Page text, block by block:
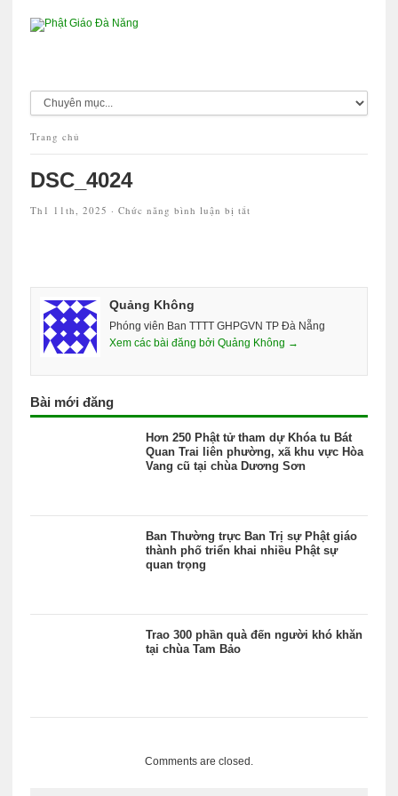
Trang chủ
DSC_4024
Th1 11th, 2025 · Chức năng bình luận bị tắtở
Quảng Không
Phóng viên Ban TTTT GHPGVN TP Đà Nẵng
Xem các bài đăng bởi Quảng Không →
Bài mới đăng
Hơn 250 Phật tử tham dự Khóa tu Bát
Quan Trai liên phường, xã khu vực Hòa
Vang cũ tại chùa Dương Sơn
Ban Thường trực Ban Trị sự Phật giáo
thành phố triển khai nhiều Phật sự
quan trọng
Trao 300 phần quà đến người khó khăn
tại chùa Tam Bảo
Comments are closed.